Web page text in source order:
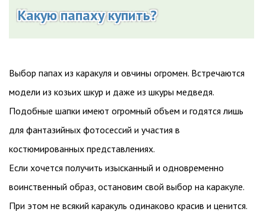
Какую папаху купить?
Выбор папах из каракуля и овчины огромен. Встречаются
модели из козьих шкур и даже из шкуры медведя.
Подобные шапки имеют огромный объем и годятся лишь
для фантазийных фотосессий и участия в
костюмированных представлениях.
Если хочется получить изысканный и одновременно
воинственный образ, остановим свой выбор на каракуле.
При этом не всякий каракуль одинаково красив и ценится.